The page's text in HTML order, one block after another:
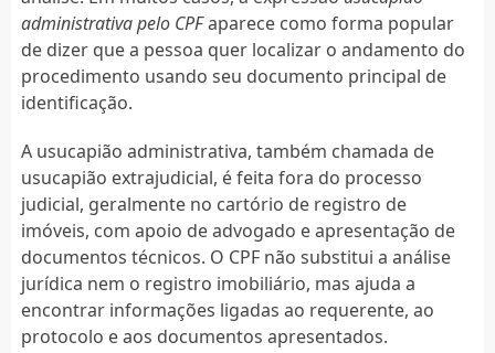
administrativa pelo CPFaparece como forma popular
de dizer que a pessoa quer localizar o andamento do
procedimento usando seu documento principal de
identificação.
A usucapião administrativa, também chamada de
usucapião extrajudicial, é feita fora do processo
judicial, geralmente no cartório de registro de
imóveis, com apoio de advogado e apresentação de
documentos técnicos. O CPF não substitui a análise
jurídica nem o registro imobiliário, mas ajuda a
encontrar informações ligadas ao requerente, ao
protocolo e aos documentos apresentados.